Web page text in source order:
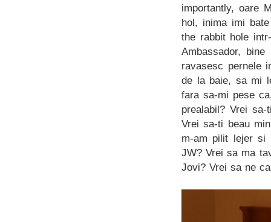
importantly, oare
hol, inima imi
the rabbit hole
Ambassador,
ravasesc pernele
de la baie, sa mi
fara sa-mi pese
prealabil? Vrei
Vrei sa-ti beau
m-am pilit lejer si
JW? Vrei sa ma
Jovi? Vrei sa ne